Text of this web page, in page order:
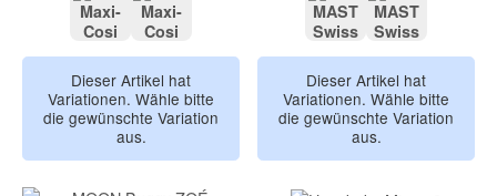
Dieser Artikel hat
Variationen. Wähle bitte
die gewünschte Variation
aus.
Dieser Artikel hat
Variationen. Wähle bitte
die gewünschte Variation
aus.